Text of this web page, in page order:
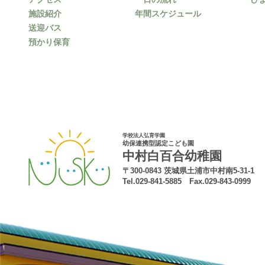
施設紹介
送迎バス
預かり保育
年間スケジュール
学校法人弘育学園
幼保連携型認定こども園
中村白百合幼稚園
〒300-0843 茨城県土浦市中村南5-31-1
Tel.029-841-5885 Fax.029-843-0999